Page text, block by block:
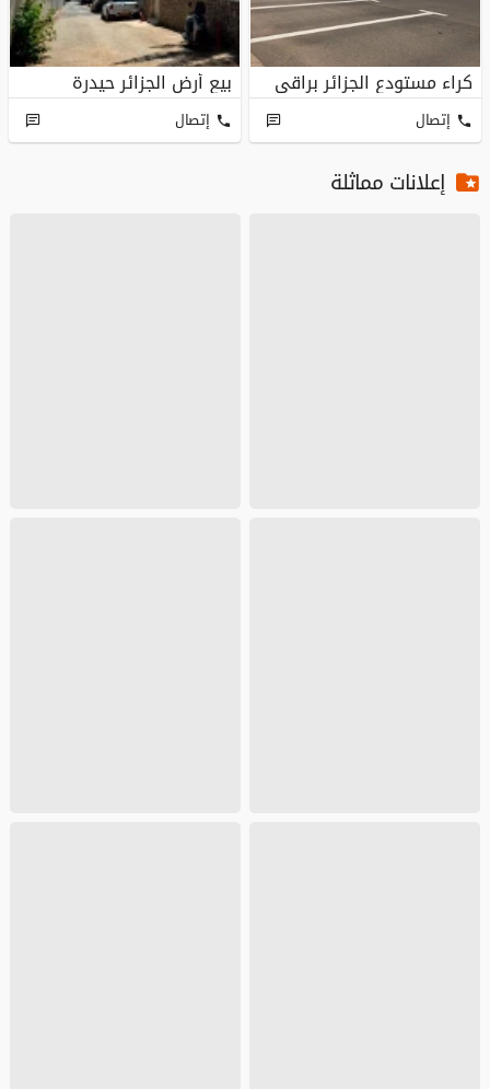
كراء مستودع الجزائر براقي
إتصال
بيع أرض الجزائر حيدرة
إتصال
إعلانات مماثلة